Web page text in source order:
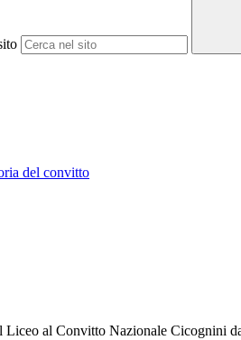
del convitto
Liceo al Convitto Nazionale Cicognini